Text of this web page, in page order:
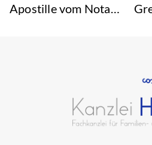
Apostille vom Notar erklärt: Ablauf, Kosten & häufige Fehler vermeiden (Bocholt)